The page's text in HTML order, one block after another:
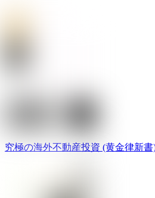
究極の海外不動産投資 (黄金律新書